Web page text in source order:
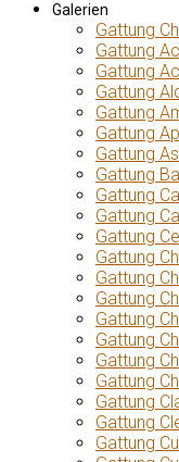
Galerien
Gattung
Gattung
Gattung
Gattung
Gattung
Gattung
Gattung
Gattung
Gattung
Gattung
Gattung
Gattung
Gattung
Gattung
Gattung
Gattung
Gattung
Gattung
Gattung
Gattung
Gattung